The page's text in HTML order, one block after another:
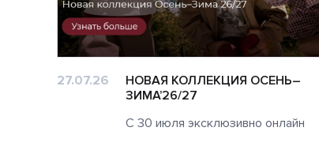
27.07.26
НОВАЯ КОЛЛЕКЦИЯ ОСЕНЬ–
ЗИМА’26/27
С 30 июля эксклюзивно онлайн